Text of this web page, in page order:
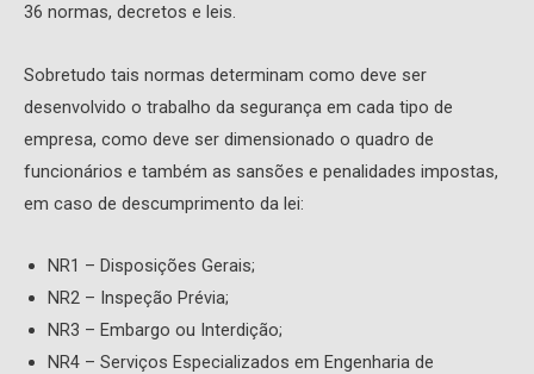
36 normas, decretos e leis.
Sobretudo tais normas determinam como deve ser
desenvolvido o trabalho da segurança em cada tipo de
empresa, como deve ser dimensionado o quadro de
funcionários e também as sansões e penalidades impostas,
em caso de descumprimento da lei:
NR1 – Disposições Gerais;
NR2 – Inspeção Prévia;
NR3 – Embargo ou Interdição;
NR4 – Serviços Especializados em Engenharia de